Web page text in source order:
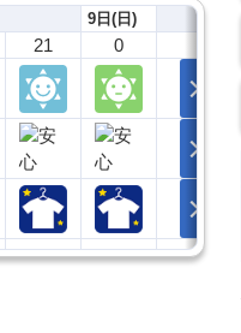
21
9日(日)
0